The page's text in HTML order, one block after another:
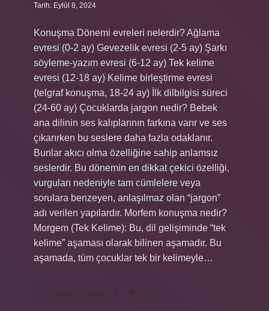
Tarih: Eylül 8, 2024
Konuşma Dönemi evreleri nelerdir? Ağlama
evresi (0-2 ay) Gevezelik evresi (2-5 ay) Şarkı
söyleme-yazım evresi (6-12 ay) Tek kelime
evresi (12-18 ay) Kelime birleştirme evresi
(telgraf konuşma, 18-24 ay) İlk dilbilgisi süreci
(24-60 ay) Çocuklarda jargon nedir? Bebek
ana dilinin ses kalıplarının farkına varır ve ses
çıkarırken bu seslere daha fazla odaklanır.
Bunlar akıcı olma özelliğine sahip anlamsız
seslerdir. Bu dönemin en dikkat çekici özelliği,
vurguları nedeniyle tam cümlelere veya
sorulara benzeyen, anlaşılmaz olan “jargon”
adı verilen yapılardır. Morfem konuşma nedir?
Morgem (Tek Kelime): Bu, dil gelişiminde “tek
kelime” aşaması olarak bilinen aşamadır. Bu
aşamada, tüm çocuklar tek bir kelimeyle…
Devamını okuyun
Çocukların
Iki
12 Yorum